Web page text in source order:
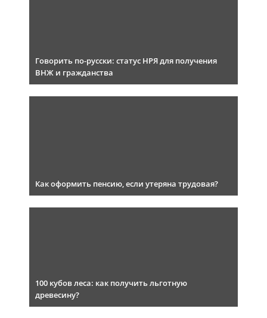
Говорить по-русски: статус НРЯ для получения
ВНЖ и гражданства
Как оформить пенсию, если утеряна трудовая?
100 кубов леса: как получить льготную
древесину?